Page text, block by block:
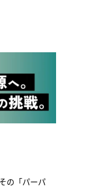
の「パーパ